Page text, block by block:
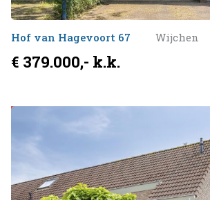
Hof van Hagevoort 67 Wijchen
€ 379.000,- k.k.